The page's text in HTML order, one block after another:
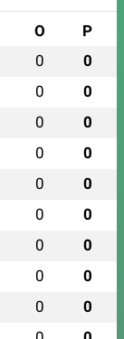
O P
0 0
0 0
0 0
0 0
0 0
0 0
0 0
0 0
0 0